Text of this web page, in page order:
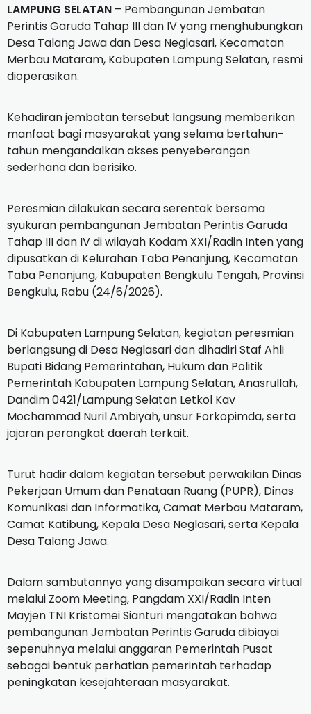
LAMPUNG SELATAN – Pembangunan Jembatan
Perintis Garuda Tahap III dan IV yang menghubungkan
Desa Talang Jawa dan Desa Neglasari, Kecamatan
Merbau Mataram, Kabupaten Lampung Selatan, resmi
dioperasikan.
Kehadiran jembatan tersebut langsung memberikan
manfaat bagi masyarakat yang selama bertahun-
tahun mengandalkan akses penyeberangan
sederhana dan berisiko.
Peresmian dilakukan secara serentak bersama
syukuran pembangunan Jembatan Perintis Garuda
Tahap III dan IV di wilayah Kodam XXI/Radin Inten yang
dipusatkan di Kelurahan Taba Penanjung, Kecamatan
Taba Penanjung, Kabupaten Bengkulu Tengah, Provinsi
Bengkulu, Rabu (24/6/2026).
Di Kabupaten Lampung Selatan, kegiatan peresmian
berlangsung di Desa Neglasari dan dihadiri Staf Ahli
Bupati Bidang Pemerintahan, Hukum dan Politik
Pemerintah Kabupaten Lampung Selatan, Anasrullah,
Dandim 0421/Lampung Selatan Letkol Kav
Mochammad Nuril Ambiyah, unsur Forkopimda, serta
jajaran perangkat daerah terkait.
Turut hadir dalam kegiatan tersebut perwakilan Dinas
Pekerjaan Umum dan Penataan Ruang (PUPR), Dinas
Komunikasi dan Informatika, Camat Merbau Mataram,
Camat Katibung, Kepala Desa Neglasari, serta Kepala
Desa Talang Jawa.
Dalam sambutannya yang disampaikan secara virtual
melalui Zoom Meeting, Pangdam XXI/Radin Inten
Mayjen TNI Kristomei Sianturi mengatakan bahwa
pembangunan Jembatan Perintis Garuda dibiayai
sepenuhnya melalui anggaran Pemerintah Pusat
sebagai bentuk perhatian pemerintah terhadap
peningkatan kesejahteraan masyarakat.